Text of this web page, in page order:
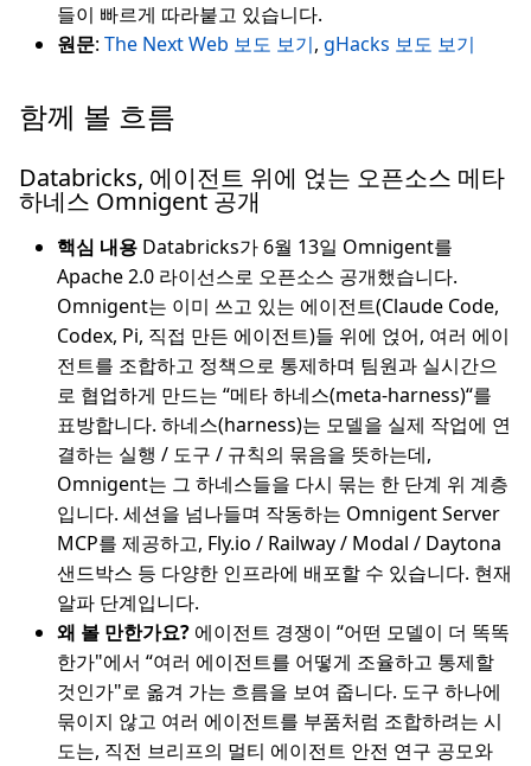
들이 빠르게 따라붙고 있습니다.
원문: The Next Web 보도 보기, gHacks 보도 보기
함께 볼 흐름
Databricks, 에이전트 위에 얹는 오픈소스 메타
하네스 Omnigent 공개
핵심 내용 Databricks가 6월 13일 Omnigent를
Apache 2.0 라이선스로 오픈소스 공개했습니다.
Omnigent는 이미 쓰고 있는 에이전트(Claude Code,
Codex, Pi, 직접 만든 에이전트)들 위에 얹어, 여러 에이
전트를 조합하고 정책으로 통제하며 팀원과 실시간으
로 협업하게 만드는 “메타 하네스(meta-harness)“를
표방합니다. 하네스(harness)는 모델을 실제 작업에 연
결하는 실행 / 도구 / 규칙의 묶음을 뜻하는데,
Omnigent는 그 하네스들을 다시 묶는 한 단계 위 계층
입니다. 세션을 넘나들며 작동하는 Omnigent Server
MCP를 제공하고, Fly.io / Railway / Modal / Daytona
샌드박스 등 다양한 인프라에 배포할 수 있습니다. 현재
알파 단계입니다.
왜 볼 만한가요? 에이전트 경쟁이 “어떤 모델이 더 똑똑
한가"에서 “여러 에이전트를 어떻게 조율하고 통제할
것인가"로 옮겨 가는 흐름을 보여 줍니다. 도구 하나에
묶이지 않고 여러 에이전트를 부품처럼 조합하려는 시
도는, 직전 브리프의 멀티 에이전트 안전 연구 공모와